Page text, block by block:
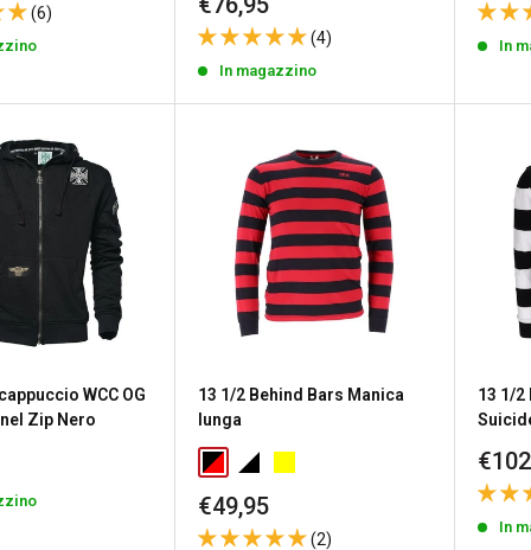
(6)
scontato
(4)
In magazzino
In
WCC OG
Zip Nero
13 1/2 Behind Bars Manica
lunga
Prezzo
scontato
€49,95
(2)
13 1/2
In